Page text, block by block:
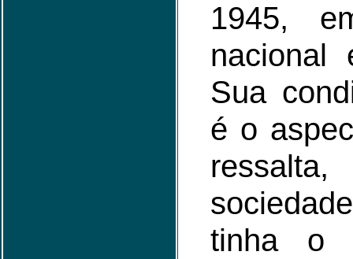
1945,
nacional
Sua
é o
tinha o